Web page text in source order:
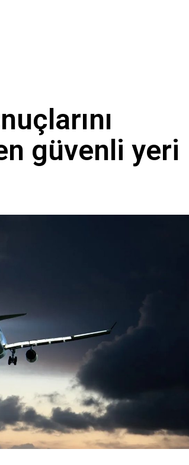
güvenli yeri